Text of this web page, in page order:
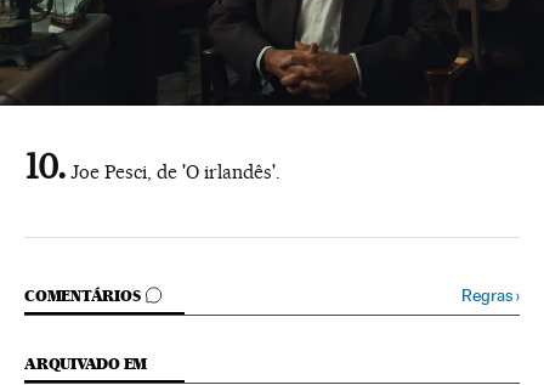
Joe Pesci, de 'O irlandês'.
COMENTÁRIOS
COMENTÁRIOS Regras›
ARQUIVADO EM